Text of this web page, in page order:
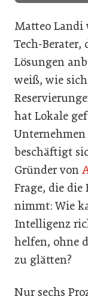
Matteo
Tech-Berater,
Lösungen
weiß, wie
hat Lokale
beschäftigt
Gründer von
Frage, die
nimmt: Wie
Intelligenz
helfen, ohne
zu glätten?
Nur sechs